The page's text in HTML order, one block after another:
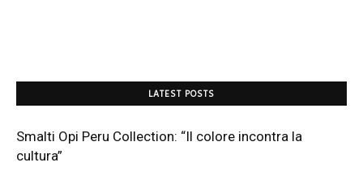
LATEST POSTS
Smalti Opi Peru Collection: “Il colore incontra la
cultura”